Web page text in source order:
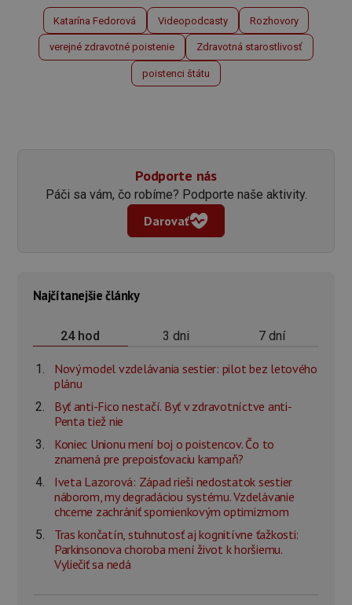
Katarína Fedorová Videopodcasty Rozhovory
verejné zdravotné poistenie Zdravotná starostlivosť
poistenci štátu
Podporte nás
Páči sa vám, čo robíme? Podporte naše aktivity.
Darovať
Najčítanejšie články
24 hod 3 dni 7 dní
Nový model vzdelávania sestier: pilot bez letového
plánu
Byť anti-Fico nestačí. Byť v zdravotníctve anti-
Penta tiež nie
Koniec Unionu mení boj o poistencov. Čo to
znamená pre prepoisťovaciu kampaň?
Iveta Lazorová: Západ rieši nedostatok sestier
náborom, my degradáciou systému. Vzdelávanie
chceme zachrániť spomienkovým optimizmom
Tras končatín, stuhnutosť aj kognitívne ťažkosti:
Parkinsonova choroba mení život k horšiemu.
Vyliečiť sa nedá